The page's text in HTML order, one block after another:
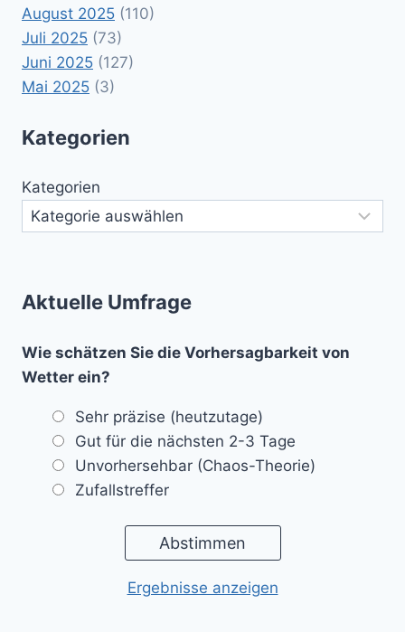
August 2025 (110)
Juli 2025 (73)
Juni 2025 (127)
Mai 2025 (3)
Kategorien
Kategorien
Aktuelle Umfrage
Wie schätzen Sie die Vorhersagbarkeit von
Wetter ein?
Sehr präzise (heutzutage)
Gut für die nächsten 2-3 Tage
Unvorhersehbar (Chaos-Theorie)
Zufallstreffer
Ergebnisse anzeigen